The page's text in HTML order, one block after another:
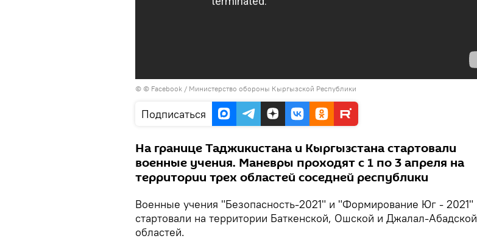
© © Facebook / Министерство обороны Кыргызской Республики
Подписаться
На границе Таджикистана и Кыргызстана стартовали
военные учения. Маневры проходят с 1 по 3 апреля на
территории трех областей соседней республики
Военные учения "Безопасность-2021" и "Формирование Юг - 2021"
стартовали на территории Баткенской, Ошской и Джалал-Абадской
областей.